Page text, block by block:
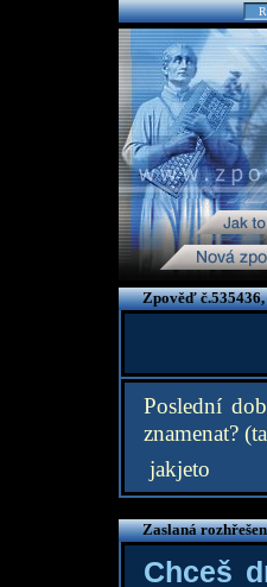
Zpověď č.535436,
Poslední
znamenat?
jakjeto
Zaslaná
Chceš